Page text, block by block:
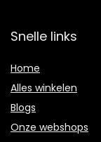
Snelle links
Home
Alles winkelen
Blogs
Onze webshops